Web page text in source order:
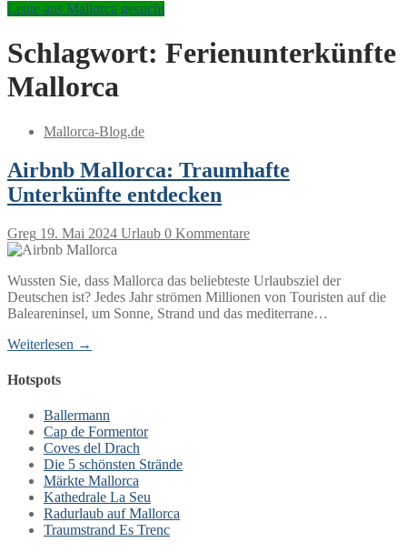
Leute aus Mallorca gesucht
Schlagwort: Ferienunterkünfte
Mallorca
Mallorca-Blog.de
Airbnb Mallorca: Traumhafte
Unterkünfte entdecken
Greg 19. Mai 2024 Urlaub 0 Kommentare
Wussten Sie, dass Mallorca das beliebteste Urlaubsziel der
Deutschen ist? Jedes Jahr strömen Millionen von Touristen auf die
Baleareninsel, um Sonne, Strand und das mediterrane…
Weiterlesen →
Hotspots
Ballermann
Cap de Formentor
Coves del Drach
Die 5 schönsten Strände
Märkte Mallorca
Kathedrale La Seu
Radurlaub auf Mallorca
Traumstrand Es Trenc